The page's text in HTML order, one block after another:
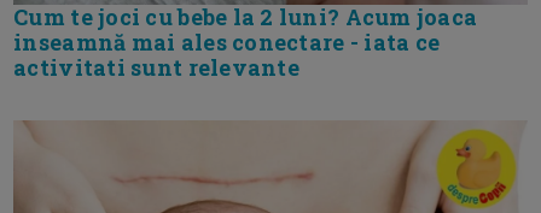
Cum te joci cu bebe la 2 luni? Acum joaca
inseamnă mai ales conectare - iata ce
activitati sunt relevante